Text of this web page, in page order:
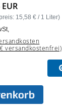
15,58 € / 1 Liter)
versandkostenfrei)